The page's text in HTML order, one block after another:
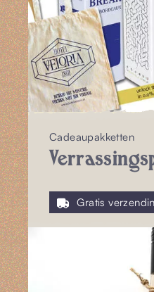
Cadeaupakketten
Gratis